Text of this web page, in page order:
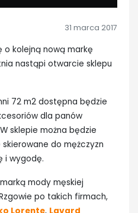
31 marca 2017
o kolejną nową markę
nastąpi otwarcie sklepu
72 m2 dostępna będzie
dla panów
sklepie można będzie
do mężczyzn
i wygodę.
mody męskiej
po takich firmach,
Lorente, Lavard